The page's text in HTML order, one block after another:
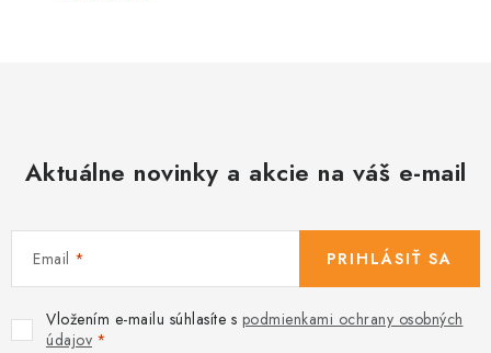
i
u
Aktuálne novinky a akcie na váš e-mail
Email
Vložením e-mailu súhlasíte s podmienkami ochrany osobných
údajov
PRIHLÁSIŤ SA